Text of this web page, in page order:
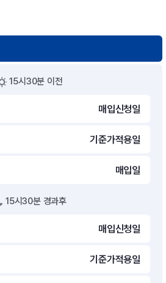
15시30분 이전
매입신청일
기준가적용일
매입일
15시30분 경과후
매입신청일
기준가적용일